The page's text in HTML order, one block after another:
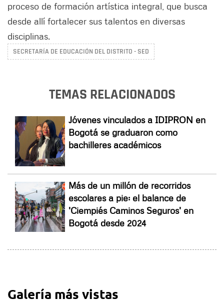
proceso de formación artística integral, que busca
desde allí fortalecer sus talentos en diversas
disciplinas.
SECRETARÍA DE EDUCACIÓN DEL DISTRITO - SED
TEMAS RELACIONADOS
Jóvenes vinculados a IDIPRON en
Bogotá se graduaron como
bachilleres académicos
Más de un millón de recorridos
escolares a pie: el balance de
'Ciempiés Caminos Seguros' en
Bogotá desde 2024
Galería más vistas